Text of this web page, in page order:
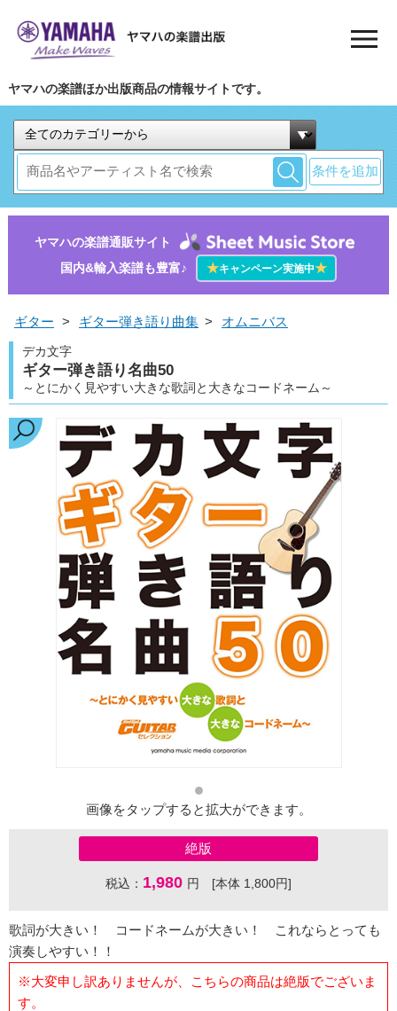
ヤマハの楽譜ほか出版商品の情報サイトです。
条件を追加
ヤマハの楽譜通販サイト
国内&輸入楽譜も豊富♪
★キャンペーン実施中★
ギター > ギター弾き語り曲集 > オムニバス
デカ文字
ギター弾き語り名曲50
～とにかく見やすい大きな歌詞と大きなコードネーム～
画像をタップすると拡大ができます。
絶版
税込： 1,980 円 [本体 1,800円]
歌詞が大きい！ コードネームが大きい！ これならとっても
演奏しやすい！！
※大変申し訳ありませんが、こちらの商品は絶版でございま
す。